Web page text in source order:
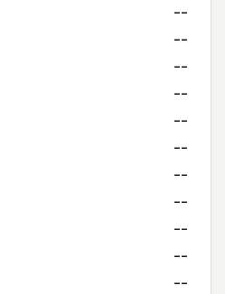
--
--
--
--
--
--
--
--
--
--
--